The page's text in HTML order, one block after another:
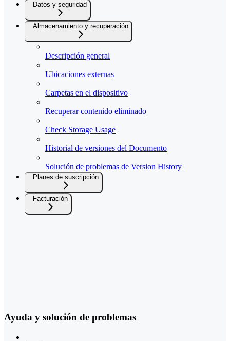
Datos y seguridad
Almacenamiento y recuperación
Descripción general
Ubicaciones externas
Carpetas en el dispositivo
Recuperar contenido eliminado
Check Storage Usage
Historial de versiones del Documento
Solución de problemas de Version History
Planes de suscripción
Facturación
Ayuda y solución de problemas